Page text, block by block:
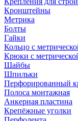
Кронштейны
Метрика
Болты
Гайки
Кольцо с
Крюки с
Шайбы
Шпильки
Перфорированный
Полоса монтажная
Анкерная пластина
Крепёжные уголки